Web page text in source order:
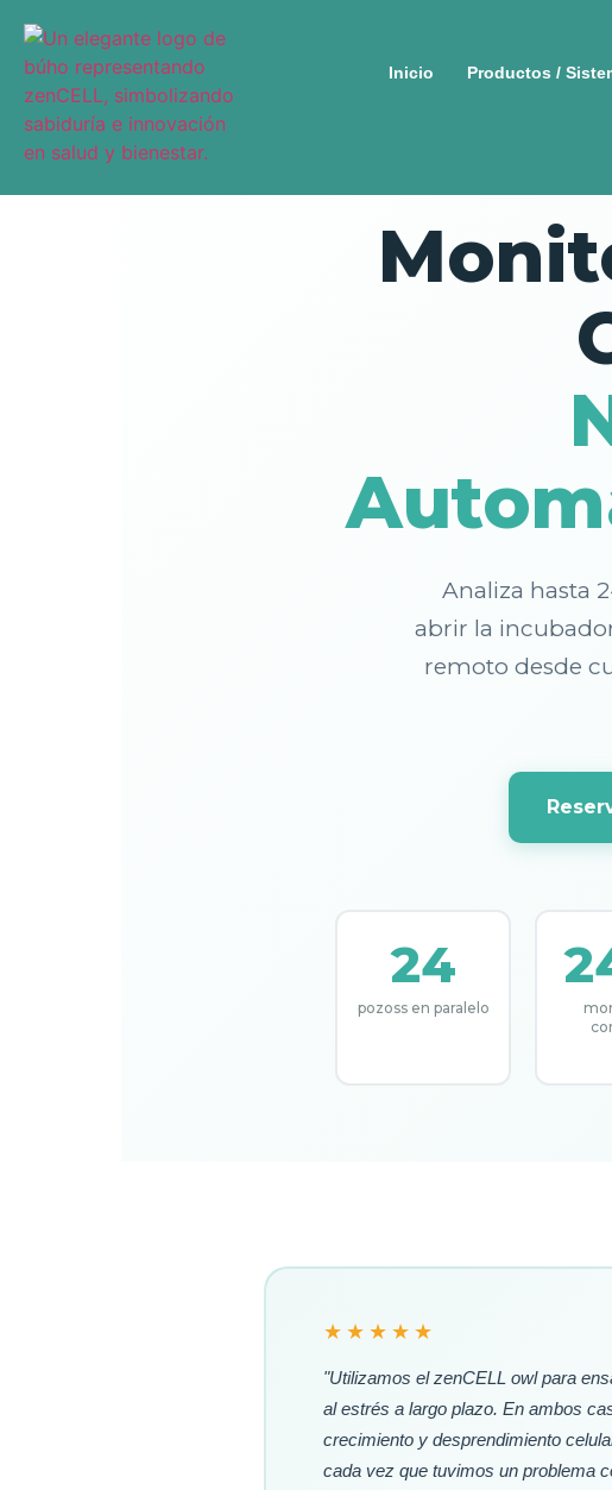
Inicio Productos /
Analiza hasta
abrir la
remoto desde
24
pozoss en paralelo
★★★★★
"Utilizamos el zenCELL owl para
al estrés a largo plazo. En ambos
crecimiento y desprendimiento
cada vez que tuvimos un problema